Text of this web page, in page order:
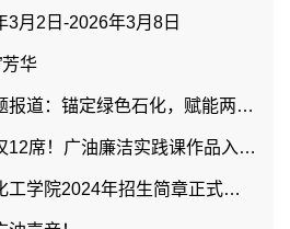
3月2日-2026年3月8日
芳华
《羊城晚报》专题报道：锚定绿色石化，赋能两业协同
全国百强！广东仅12席！广油廉洁实践课作品入选教育部廉洁教育系列活动！
必看！广东石油化工学院2024年招生简章正式上线